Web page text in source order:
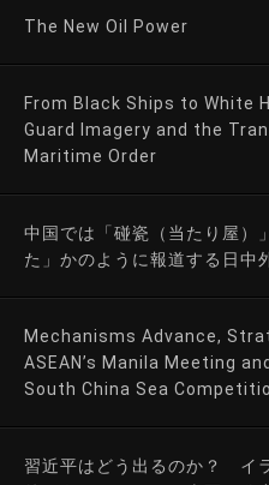
The New Oil Power
From Black Ships to White
Guard Imagery and the
Maritime Order
中国では「碰瓷（当たり屋
た」かのように報道する日中
Mechanisms Advance,
ASEAN’s Manila Meeting
South China Sea
習近平はどう出るのか？ イ